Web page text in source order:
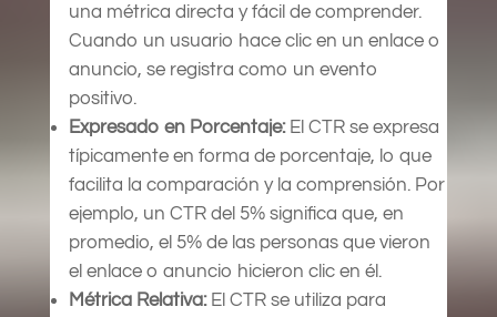
una métrica directa y fácil de comprender.
Cuando un usuario hace clic en un enlace o
anuncio, se registra como un evento
positivo.
Expresado en Porcentaje:El CTR se expresa
típicamente en forma de porcentaje, lo que
facilita la comparación y la comprensión. Por
ejemplo, un CTR del 5% significa que, en
promedio, el 5% de las personas que vieron
el enlace o anuncio hicieron clic en él.
Métrica Relativa:El CTR se utiliza para